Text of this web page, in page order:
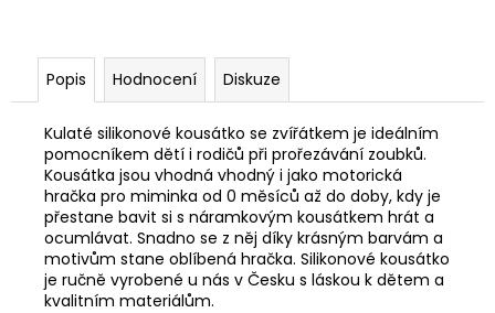
Popis Hodnocení Diskuze
Kulaté silikonové kousátko se zvířátkem je ideálním
pomocníkem dětí i rodičů při prořezávání zoubků.
Kousátka jsou vhodná vhodný i jako motorická
hračka pro miminka od 0 měsíců až do doby, kdy je
přestane bavit si s náramkovým kousátkem hrát a
ocumlávat. Snadno se z něj díky krásným barvám a
motivům stane oblíbená hračka. Silikonové kousátko
je ručně vyrobené u nás v Česku s láskou k dětem a
kvalitním materiálům.